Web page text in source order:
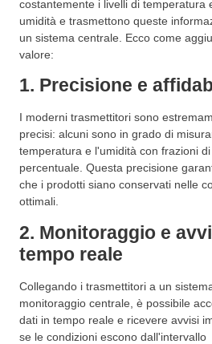
costantemente i livelli di temperatura
umidità e trasmettono queste
un sistema centrale. Ecco come
valore:
1. Precisione e
I moderni trasmettitori sono
precisi: alcuni sono in grado di
temperatura e l'umidità con frazioni
percentuale. Questa precisione
che i prodotti siano conservati nelle
ottimali.
2. Monitoraggio e
tempo reale
Collegando i trasmettitori a un
monitoraggio centrale, è possibile
dati in tempo reale e ricevere avvisi
se le condizioni escono dall'intervallo